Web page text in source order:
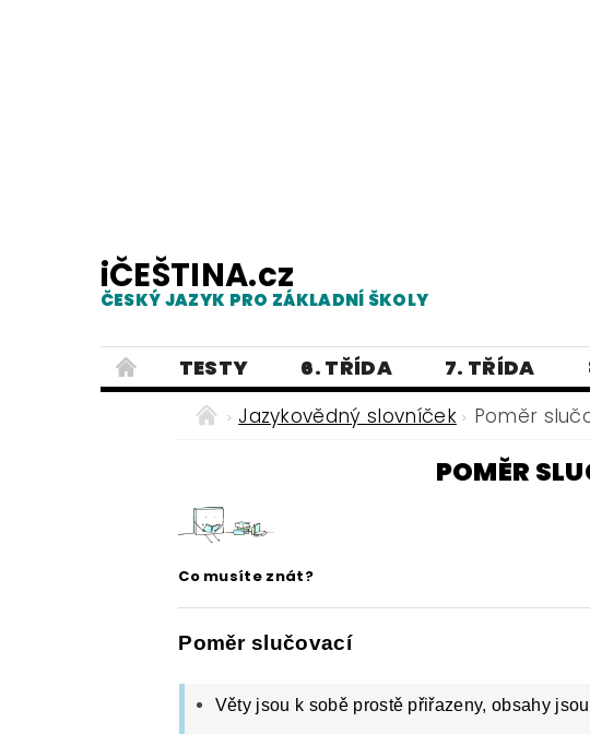
iČEŠTINA.cz
ČESKÝ JAZYK PRO ZÁKLADNÍ ŠKOLY
TESTY 6. TŘÍDA 7. TŘÍDA
PRAVOPIS
PRACOVNÍ LISTY
ČEŠTINA PRO UKRAJINCE - ЧЕСЬКА МОВА
ČESKÝ JAZYK PRO STŘEDNÍ ŠKOLY
O NAŠICH STRÁNKÁCH
Jazykovědný slovníček Poměr
POMĚR
Co musíte znát?
Poměr slučovací
Věty jsou k sobě prostě přiřazeny, obsahy